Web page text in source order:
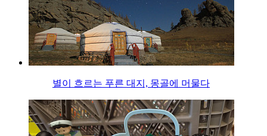
별이 흐르는 푸른 대지, 몽골에 머물다